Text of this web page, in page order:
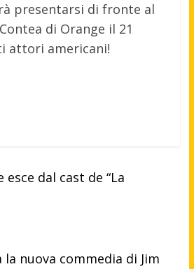
presentarsi di fronte al
di Orange il 21
attori americani!
dal cast de “La
la nuova commedia di Jim